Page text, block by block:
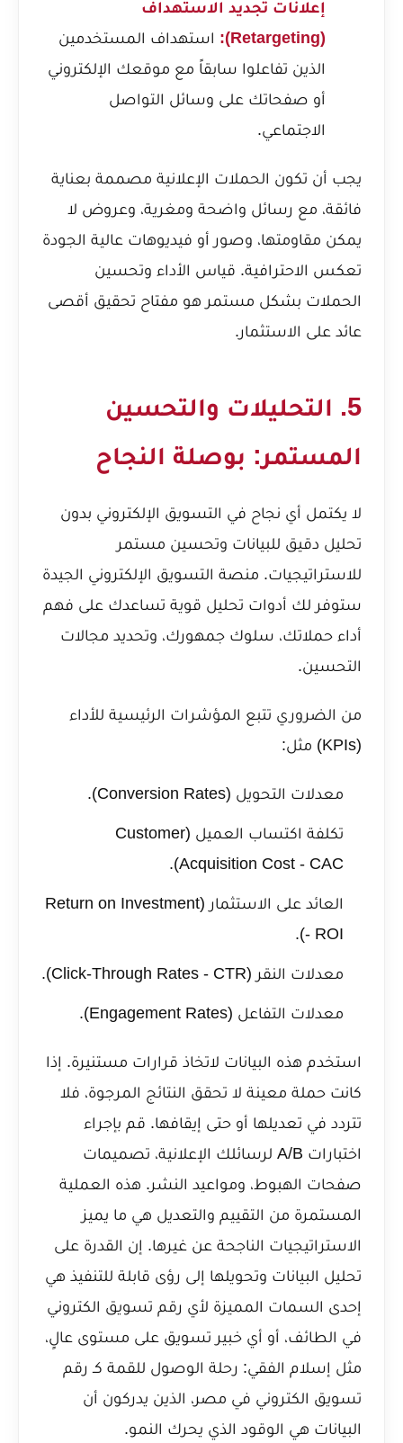
إعلانات تجديد الاستهداف
(Retargeting):
استهداف المستخدمين
الذين تفاعلوا سابقاً مع موقعك الإلكتروني
أو صفحاتك على وسائل التواصل
الاجتماعي.
يجب أن تكون الحملات الإعلانية مصممة بعناية
فائقة، مع رسائل واضحة ومغرية، وعروض لا
يمكن مقاومتها، وصور أو فيديوهات عالية الجودة
تعكس الاحترافية. قياس الأداء وتحسين
الحملات بشكل مستمر هو مفتاح تحقيق أقصى
عائد على الاستثمار.
5. التحليلات والتحسين
المستمر: بوصلة النجاح
لا يكتمل أي نجاح في التسويق الإلكتروني بدون
تحليل دقيق للبيانات وتحسين مستمر
للاستراتيجيات. منصة التسويق الإلكتروني الجيدة
ستوفر لك أدوات تحليل قوية تساعدك على فهم
أداء حملاتك، سلوك جمهورك، وتحديد مجالات
التحسين.
من الضروري تتبع المؤشرات الرئيسية للأداء
(KPIs) مثل:
معدلات التحويل (Conversion Rates).
تكلفة اكتساب العميل (Customer
Acquisition Cost - CAC).
العائد على الاستثمار (Return on Investment
- ROI).
معدلات النقر (Click-Through Rates - CTR).
معدلات التفاعل (Engagement Rates).
استخدم هذه البيانات لاتخاذ قرارات مستنيرة. إذا
كانت حملة معينة لا تحقق النتائج المرجوة، فلا
تتردد في تعديلها أو حتى إيقافها. قم بإجراء
اختبارات A/B لرسائلك الإعلانية، تصميمات
صفحات الهبوط، ومواعيد النشر. هذه العملية
المستمرة من التقييم والتعديل هي ما يميز
الاستراتيجيات الناجحة عن غيرها. إن القدرة على
تحليل البيانات وتحويلها إلى رؤى قابلة للتنفيذ هي
إحدى السمات المميزة لأي رقم تسويق الكتروني
في الطائف، أو أي خبير تسويق على مستوى عالٍ،
مثل إسلام الفقي: رحلة الوصول للقمة كـ رقم
تسويق الكتروني في مصر، الذين يدركون أن
البيانات هي الوقود الذي يحرك النمو.